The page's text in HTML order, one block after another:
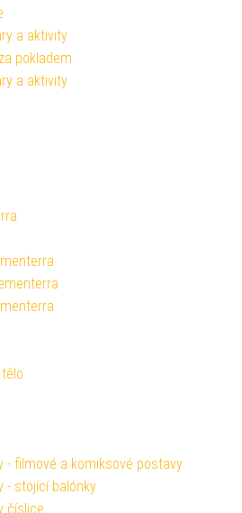
a aktivity
pokladem
a aktivity
- filmové a komiksové postavy
- stojící balónky
číslice